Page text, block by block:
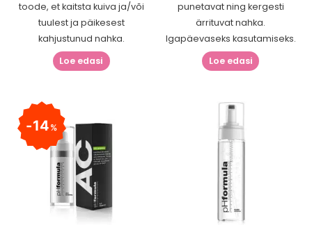
toode, et kaitsta kuiva ja/või
tuulest ja päikesest
kahjustunud nahka.
Loe edasi
punetavat ning kergesti
ärrituvat nahka.
Igapäevaseks kasutamiseks.
Loe edasi
14%